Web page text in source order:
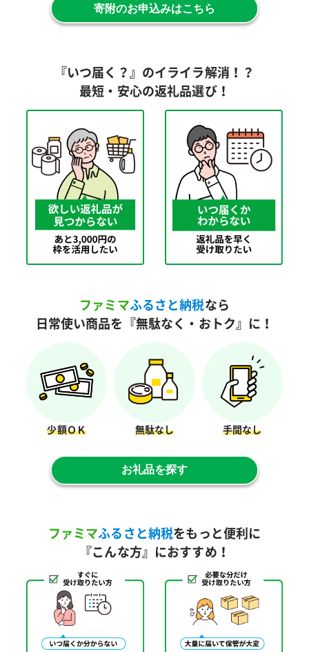
寄附のお申込みはこちら
『いつ届く？』のイライラ解消！？
最短・安心の返礼品選び！
ファミマふるさと納税なら
日常使い商品を『無駄なく・おトク』に！
少額ＯＫ 無駄なし 手間なし
お礼品を探す
ファミマふるさと納税をもっと便利に
『こんな方』におすすめ！